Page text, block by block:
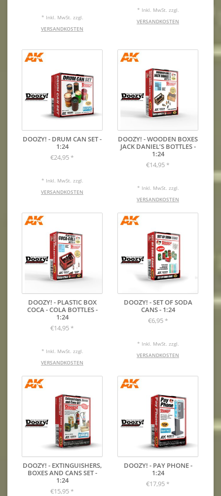
* Inkl. MwSt. zzgl.
VERSANDKOSTEN
* Inkl. MwSt. zzgl.
VERSANDKOSTEN
DOOZY! - DRUM CAN SET -
1:24
€24,95 *
* Inkl. MwSt. zzgl.
VERSANDKOSTEN
DOOZY! - WOODEN BOXES
JACK DANIEL’S BOTTLES -
1:24
€14,95 *
* Inkl. MwSt. zzgl.
VERSANDKOSTEN
DOOZY! - PLASTIC BOX
COCA - COLA BOTTLES -
1:24
€14,95 *
* Inkl. MwSt. zzgl.
VERSANDKOSTEN
DOOZY! - SET OF SODA
CANS - 1:24
€6,95 *
* Inkl. MwSt. zzgl.
VERSANDKOSTEN
DOOZY! - EXTINGUISHERS,
BOXES AND CANS SET -
1:24
€15,95 *
DOOZY! - PAY PHONE -
1:24
€17,95 *